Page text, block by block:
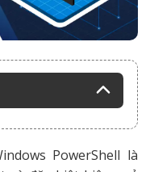
PowerShell là